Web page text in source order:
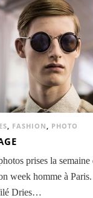
FASHION PHOTO
prises la
week homme à
Dries…